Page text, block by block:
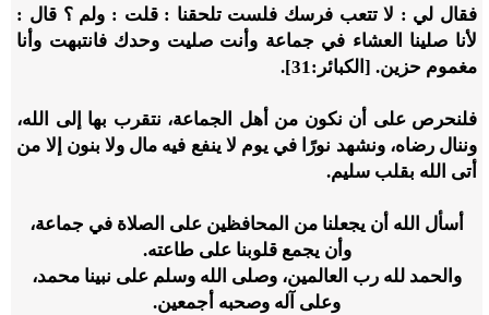
فقال لي : لا تتعب فرسك فلست تلحقنا : قلت : ولم ؟ قال :
لأنا صلينا العشاء في جماعة وأنت صليت وحدك فانتبهت وأنا
مغموم حزين. [الكبائر:31].
فلنحرص على أن نكون من أهل الجماعة، نتقرب بها إلى الله،
وننال رضاه، ونشهد نورًا في يوم لا ينفع فيه مال ولا بنون إلا من
أتى الله بقلب سليم.
أسأل الله أن يجعلنا من المحافظين على الصلاة في جماعة،
وأن يجمع قلوبنا على طاعته.
والحمد لله رب العالمين، وصلى الله وسلم على نبينا محمد،
وعلى آله وصحبه أجمعين.